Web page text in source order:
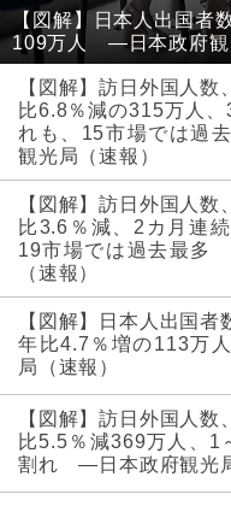
【図解】日本人出国者
109万人 ―日本政府観
【図解】訪日外国人
比6.8％減の315万人、
れも、15市場では過
観光局（速報）
【図解】訪日外国人
比3.6％減、2カ月連
19市場では過去最多
（速報）
【図解】日本人出国
年比4.7％増の113万
局（速報）
【図解】訪日外国人
比5.5％減369万人、1
割れ ―日本政府観光